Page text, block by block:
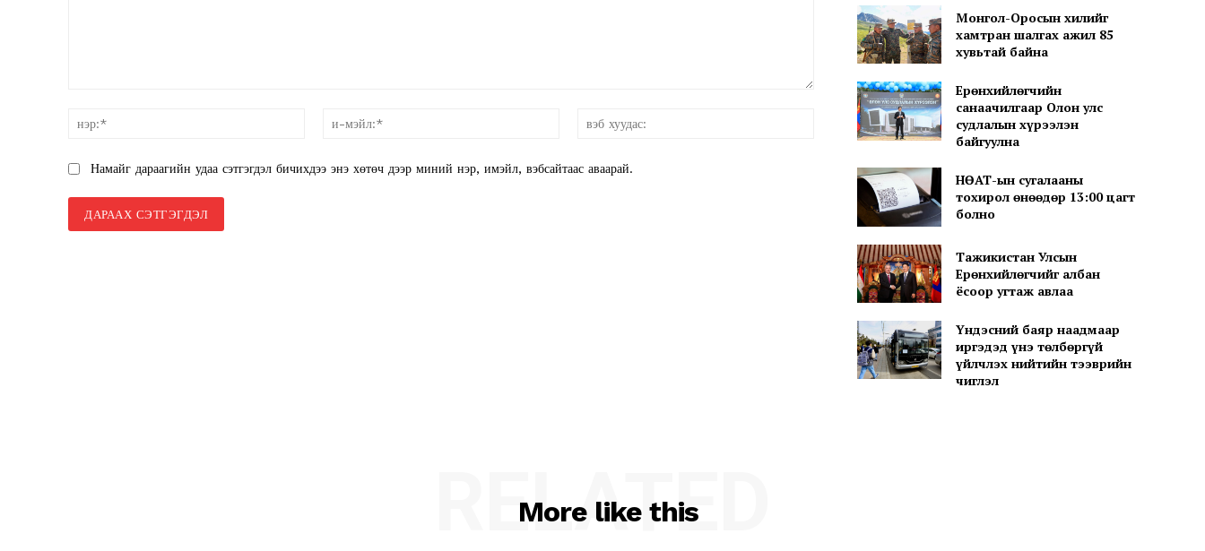
хуудас:
Намайг дараагийн удаа сэтгэгдэл бичихдээ энэ хөтөч дээр миний нэр, имэйл, вэбсайтаас аваарай.
Монгол-Оросын хилийг
хамтран шалгах ажил 85
хувьтай байна
Ерөнхийлөгчийн
санаачилгаар Олон улс
судлалын хүрээлэн
байгуулна
НӨАТ-ын сугалааны
тохирол өнөөдөр 13:00 цагт
болно
Тажикистан Улсын
Ерөнхийлөгчийг албан
ёсоор угтаж авлаа
Үндэсний баяр наадмаар
иргэдэд үнэ төлбөргүй
үйлчлэх нийтийн тээврийн
чиглэл
More like this
RELATED